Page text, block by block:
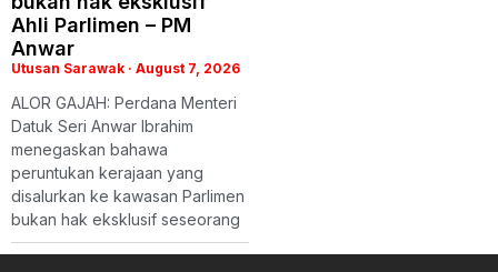
Ahli Parlimen – PM
Anwar
Utusan Sarawak August 7, 2026
ALOR GAJAH: Perdana Menteri
Datuk Seri Anwar Ibrahim
menegaskan bahawa
peruntukan kerajaan yang
disalurkan ke kawasan Parlimen
bukan hak eksklusif seseorang